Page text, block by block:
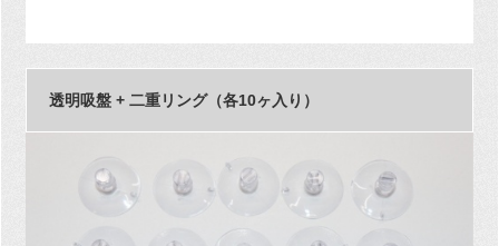
透明吸盤 + 二重リング（各10ヶ入り）